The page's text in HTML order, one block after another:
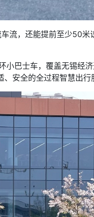
流，还能提前至少50米
巴士车，覆盖无锡经
安全的全过程智慧出行